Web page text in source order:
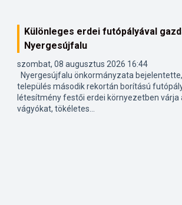
Különleges erdei futópályával
Nyergesújfalu
szombat, 08 augusztus 2026 16:44
Nyergesújfalu önkormányzata
település második rekortán borítású
létesítmény festői erdei környezetben várja
vágyókat, tökéletes...